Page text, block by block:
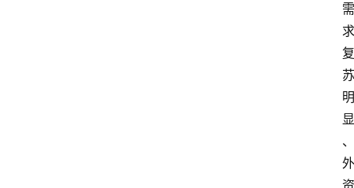
需
求
复
苏
明
显
、
外
资